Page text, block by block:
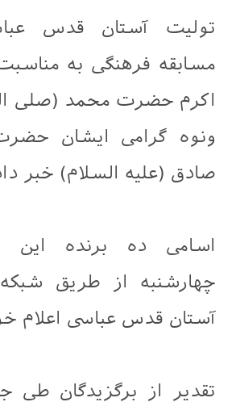
تولیت آستان قدس
مسابقه فرهنگی به مناسبت
اکرم حضرت محمد (صلى
ونوه گرامی ایشان
صادق (عليه السلام) خبر
اسامی ده برنده این
چهارشنبه از طریق
آستان قدس عباسی اعلام
تقدیر از برگزیدگان طی